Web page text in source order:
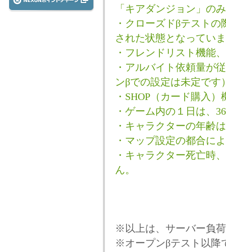
「キアダンジョン」の
・クローズドβテスト
された状態となってい
・フレンドリスト機能
・アルバイト依頼量が
ンβでの設定は未定です
・SHOP（カード購入
・ゲーム内の１日は、
・キャラクターの年齢
・マップ設定の都合に
・キャラクター死亡時
ん。
※以上は、サーバー負
※オープンβテスト以降